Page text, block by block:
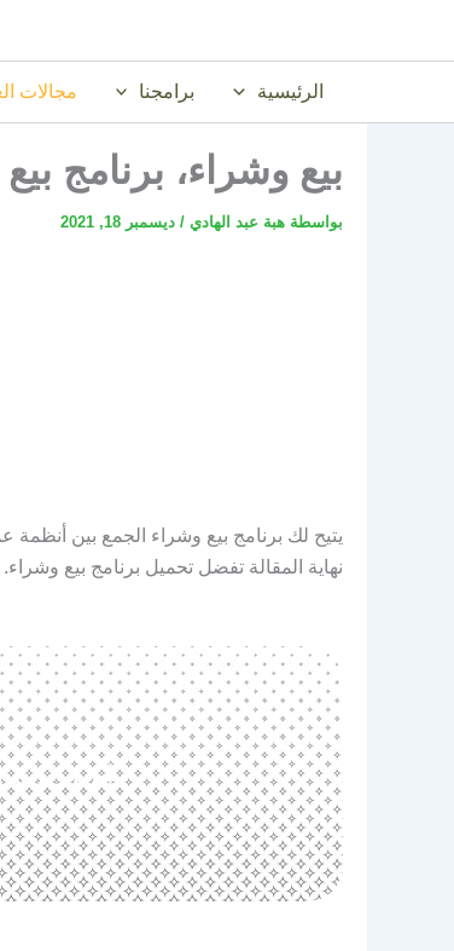
الرئيسية برامجنا مجالات
بيع وشراء، برنامج
بواسطة هبة عبد الهادي / ديسمبر 18, 2021
يتيح لك برنامج بيع وشراء الجمع بين
نهاية المقالة تفضل تحميل برنامج بيع وشراء.
استكشف